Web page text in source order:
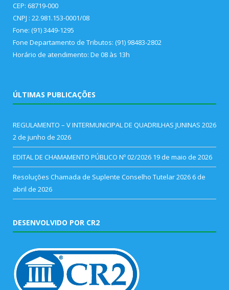
CEP: 68719-000
CNPJ : 22.981.153-0001/08
Fone: (91) 3449-1295
Fone Departamento de Tributos: (91) 98483-2802
Horário de atendimento: De 08 às 13h
ÚLTIMAS PUBLICAÇÕES
REGULAMENTO – V INTERMUNICIPAL DE QUADRILHAS JUNINAS 2026
2 de junho de 2026
EDITAL DE CHAMAMENTO PÚBLICO Nº 02/2026 19 de maio de 2026
Resoluções Chamada de Suplente Conselho Tutelar 2026 6 de
abril de 2026
DESENVOLVIDO POR CR2